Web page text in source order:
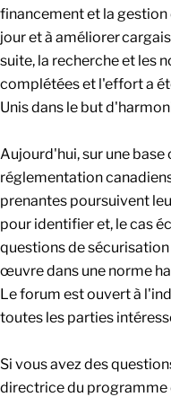
financement et la gestion
jour et à améliorer
suite, la recherche et les
complétées et l'effort a
Unis dans le but
Aujourd'hui, sur une
réglementation
prenantes poursuivent
pour identifier et, le cas
questions de
œuvre dans une norme
Le forum est ouvert à
toutes les parties
Si vous avez des
directrice du programme